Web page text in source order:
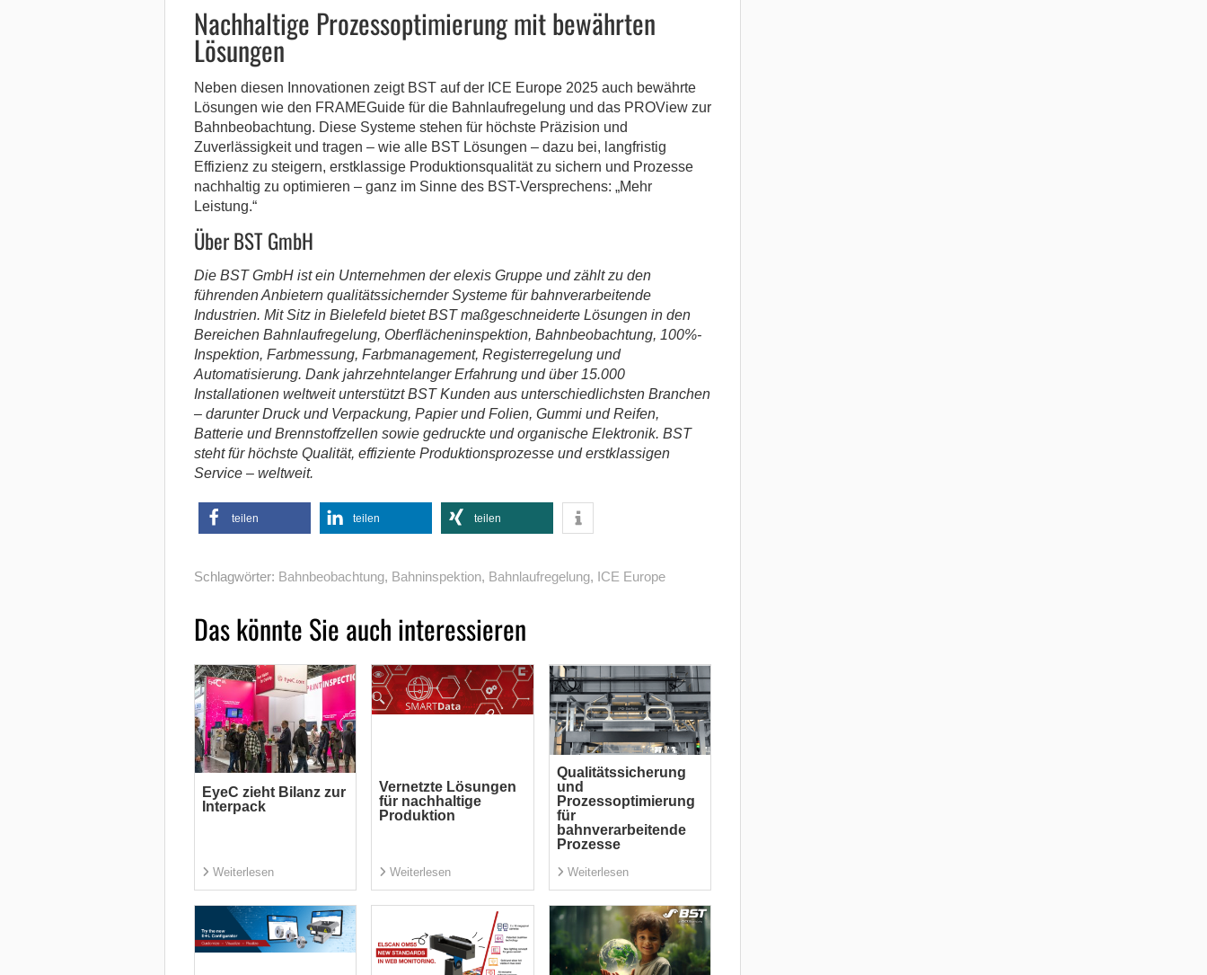
Nachhaltige Prozessoptimierung mit bewährten
Lösungen
Neben diesen Innovationen zeigt BST auf der ICE Europe 2025 auch bewährte
Lösungen wie den FRAMEGuide für die Bahnlaufregelung und das PROView zur
Bahnbeobachtung. Diese Systeme stehen für höchste Präzision und
Zuverlässigkeit und tragen – wie alle BST Lösungen – dazu bei, langfristig
Effizienz zu steigern, erstklassige Produktionsqualität zu sichern und Prozesse
nachhaltig zu optimieren – ganz im Sinne des BST-Versprechens: „Mehr
Leistung.“
Über BST GmbH
Die BST GmbH ist ein Unternehmen der elexis Gruppe und zählt zu den
führenden Anbietern qualitätssichernder Systeme für bahnverarbeitende
Industrien. Mit Sitz in Bielefeld bietet BST maßgeschneiderte Lösungen in den
Bereichen Bahnlaufregelung, Oberflächeninspektion, Bahnbeobachtung, 100%-
Inspektion, Farbmessung, Farbmanagement, Registerregelung und
Automatisierung. Dank jahrzehntelanger Erfahrung und über 15.000
Installationen weltweit unterstützt BST Kunden aus unterschiedlichsten Branchen
– darunter Druck und Verpackung, Papier und Folien, Gummi und Reifen,
Batterie und Brennstoffzellen sowie gedruckte und organische Elektronik. BST
steht für höchste Qualität, effiziente Produktionsprozesse und erstklassigen
Service – weltweit.
teilen teilen teilen
Schlagwörter: Bahnbeobachtung, Bahninspektion, Bahnlaufregelung, ICE Europe
Das könnte Sie auch interessieren
EyeC zieht Bilanz zur
Interpack
Weiterlesen
Vernetzte Lösungen
für nachhaltige
Produktion
Weiterlesen
Qualitätssicherung
und
Prozessoptimierung
für
bahnverarbeitende
Prozesse
Weiterlesen